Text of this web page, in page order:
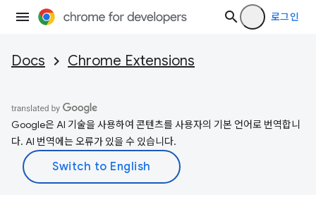
로그인
Docs Chrome Extensions
Google은 AI 기술을 사용하여 콘텐츠를 사용자의 기본 언어로 번역합니
다. AI 번역에는 오류가 있을 수 있습니다.